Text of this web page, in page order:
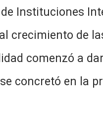
Instituciones
crecimiento de
comenzó a
concretó en la